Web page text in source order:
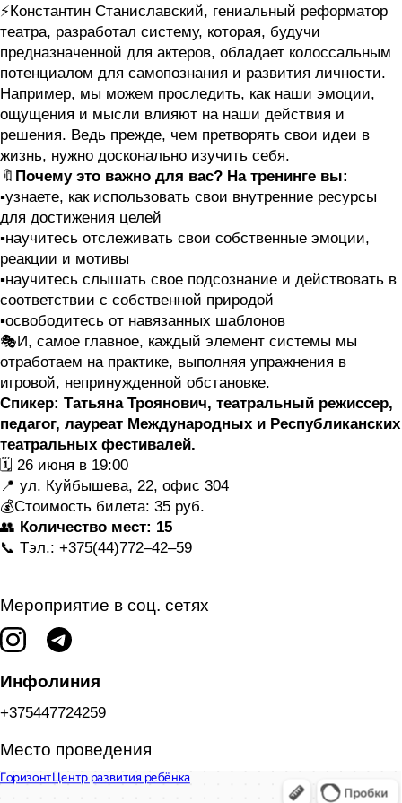
⚡️Константин Станиславский, гениальный реформатор
театра, разработал систему, которая, будучи
предназначенной для актеров, обладает колоссальным
потенциалом для самопознания и развития личности.
Например, мы можем проследить, как наши эмоции,
ощущения и мысли влияют на наши действия и
решения. Ведь прежде, чем претворять свои идеи в
жизнь, нужно досконально изучить себя.
🔖 Почему это важно для вас? На тренинге вы:
▪️узнаете, как использовать свои внутренние ресурсы
для достижения целей
▪️научитесь отслеживать свои собственные эмоции,
реакции и мотивы
▪️научитесь слышать свое подсознание и действовать в
соответствии с собственной природой
▪️освободитесь от навязанных шаблонов
🎭И, самое главное, каждый элемент системы мы
отработаем на практике, выполняя упражнения в
игровой, непринужденной обстановке.
Спикер: Татьяна Троянович, театральный режиссер,
педагог, лауреат Международных и Республиканских
театральных фестивалей.
🗓 26 июня в 19:00
📍 ул. Куйбышева, 22, офис 304
💰Стоимость билета: 35 руб.
👥 Количество мест: 15
📞 Тэл.: +375(44)772–42–59
Мероприятие в соц. сетях
Инфолиния
+375447724259
Место проведения